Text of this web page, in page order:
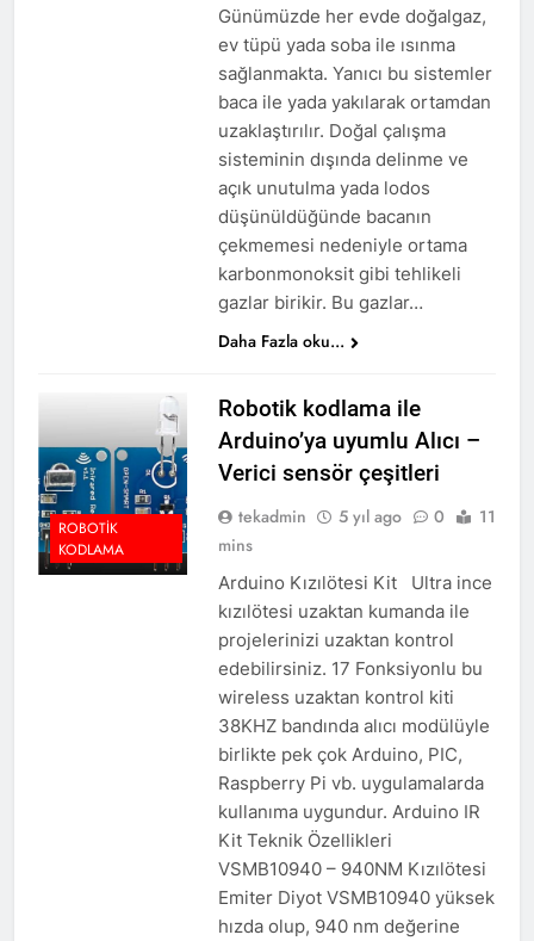
Günümüzde her evde doğalgaz,
ev tüpü yada soba ile ısınma
sağlanmakta. Yanıcı bu sistemler
baca ile yada yakılarak ortamdan
uzaklaştırılır. Doğal çalışma
sisteminin dışında delinme ve
açık unutulma yada lodos
düşünüldüğünde bacanın
çekmemesi nedeniyle ortama
karbonmonoksit gibi tehlikeli
gazlar birikir. Bu gazlar…
Daha Fazla oku...
ROBOTIK
KODLAMA
Robotik kodlama ile
Arduino’ya uyumlu Alıcı –
Verici sensör çeşitleri
tekadmin 5 yıl ago 0
11
mins
Arduino Kızılötesi Kit Ultra ince
kızılötesi uzaktan kumanda ile
projelerinizi uzaktan kontrol
edebilirsiniz. 17 Fonksiyonlu bu
wireless uzaktan kontrol kiti
38KHZ bandında alıcı modülüyle
birlikte pek çok Arduino, PIC,
Raspberry Pi vb. uygulamalarda
kullanıma uygundur. Arduino IR
Kit Teknik Özellikleri
VSMB10940 – 940NM Kızılötesi
Emiter Diyot VSMB10940 yüksek
hızda olup, 940 nm değerine